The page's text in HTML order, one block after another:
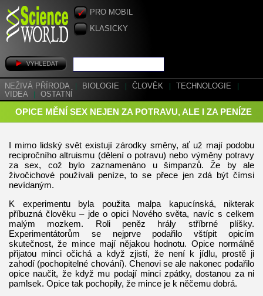
PRO MOBIL
KLASICKY
NEŽIVÁ PŘÍRODA BIOLOGIE ČLOVĚK TECHNOLOGIE
VIDEA
OSTATNÍ
OPICE MĚNÍ SEX NEJEN ZA POTRAVU, ALE I ZA PENÍZE
I mimo lidský svět existují zárodky směny, ať už mají podobu
recipročního altruismu (dělení o potravu) nebo výměny potravy
za sex, což bylo zaznamenáno u šimpanzů. Že by ale
živočichové používali peníze, to se přece jen zdá být čímsi
nevídaným.
K experimentu byla použita malpa kapucínská, nikterak
příbuzná člověku – jde o opici Nového světa, navíc s celkem
malým mozkem. Roli peněz hrály stříbrné plíšky.
Experimentátorům se nejprve podařilo vštípit opicím
skutečnost, že mince mají nějakou hodnotu. Opice normálně
přijatou minci očichá a když zjistí, že není k jídlu, prostě ji
zahodí (pochopitelné chování). Chenovi se ale nakonec podařilo
opice naučit, že když mu podají minci zpátky, dostanou za ni
pamlsek. Opice tak pochopily, že mince je k něčemu dobrá.